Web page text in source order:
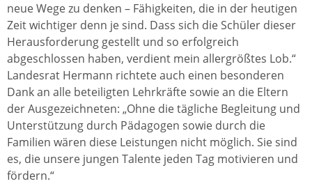
neue Wege zu denken – Fähigkeiten, die in der heutigen
Zeit wichtiger denn je sind. Dass sich die Schüler dieser
Herausforderung gestellt und so erfolgreich
abgeschlossen haben, verdient mein allergrößtes Lob.“
Landesrat Hermann richtete auch einen besonderen
Dank an alle beteiligten Lehrkräfte sowie an die Eltern
der Ausgezeichneten: „Ohne die tägliche Begleitung und
Unterstützung durch Pädagogen sowie durch die
Familien wären diese Leistungen nicht möglich. Sie sind
es, die unsere jungen Talente jeden Tag motivieren und
fördern.“